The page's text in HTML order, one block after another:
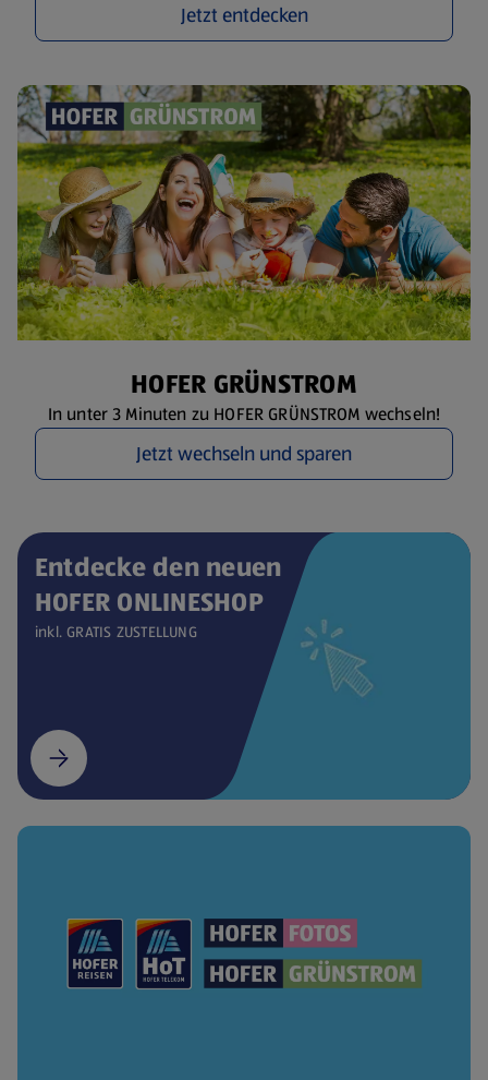
Jetzt entdecken
HOFER GRÜNSTROM
In unter 3 Minuten zu HOFER GRÜNSTROM wechseln!
Jetzt wechseln und sparen
Entdecke den neuen
HOFER ONLINESHOP
inkl. GRATIS ZUSTELLUNG
(öffnet in einem neuen Tab)